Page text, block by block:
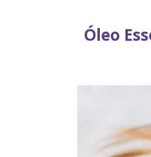
Óleo